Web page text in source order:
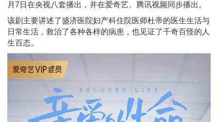
月7日在央视八套播出，并在爱奇艺、腾讯视频同步播出。
该剧主要讲述了盛济医院妇产科住院医师杜帝的医生生活与
日常生活，救治了各种各样的病患，也见证了千奇百怪的人
生百态。